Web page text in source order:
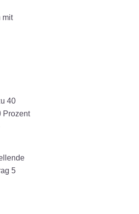
mit
40
Prozent
5